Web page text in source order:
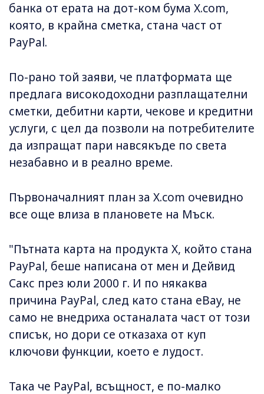
банка от ерата на дот-ком бума X.com,
която, в крайна сметка, стана част от
PayPal.
По-рано той заяви, че платформата ще
предлага високодоходни разплащателни
сметки, дебитни карти, чекове и кредитни
услуги, с цел да позволи на потребителите
да изпращат пари навсякъде по света
незабавно и в реално време.
Първоначалният план за X.com очевидно
все още влиза в плановете на Мъск.
"Пътната карта на продукта X, който стана
PayPal, беше написана от мен и Дейвид
Сакс през юли 2000 г. И по някаква
причина PayPal, след като стана eBay, не
само не внедриха останалата част от този
списък, но дори се отказаха от куп
ключови функции, което е лудост.
Така че PayPal, всъщност, е по-малко